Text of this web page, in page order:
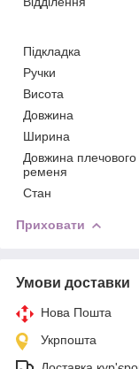
Підкладка
Ручки
Висота
Довжина
Ширина
Довжина плечового
ременя
Стан
Приховати
Умови доставки
Нова Пошта
Укрпошта